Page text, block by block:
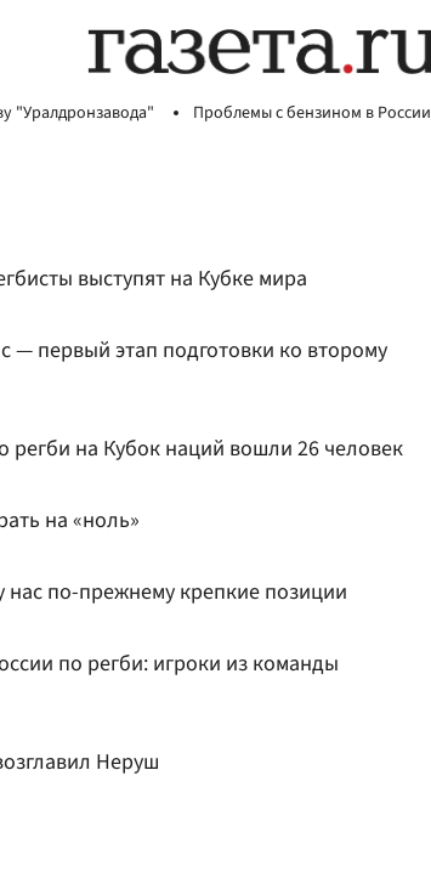
"Уралдронзавода" Проблемы с бензином в России
выступят на Кубке мира
— первый этап подготовки ко второму
регби на Кубок наций вошли 26 человек
на «ноль»
нас по-прежнему крепкие позиции
по регби: игроки из команды
Неруш